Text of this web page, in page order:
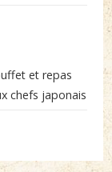
et repas
chefs japonais